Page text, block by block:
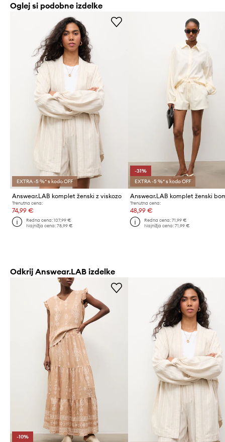
Oglej si podobne izdelke
EXTRA -5 %* s kodo OFF
Answear.LAB komplet ženski z viskozo
Trenutna cena:
74,99 €
Redna cena:107,99 €
Najnižja cena:78,99 €
-31%
EXTRA -5 %* s kodo OFF
Trenutna cena:
48,99 €
Redna cena: 71,99 €
Najnižja cena: 71,99 €
Odkrij Answear.LAB izdelke
-10%